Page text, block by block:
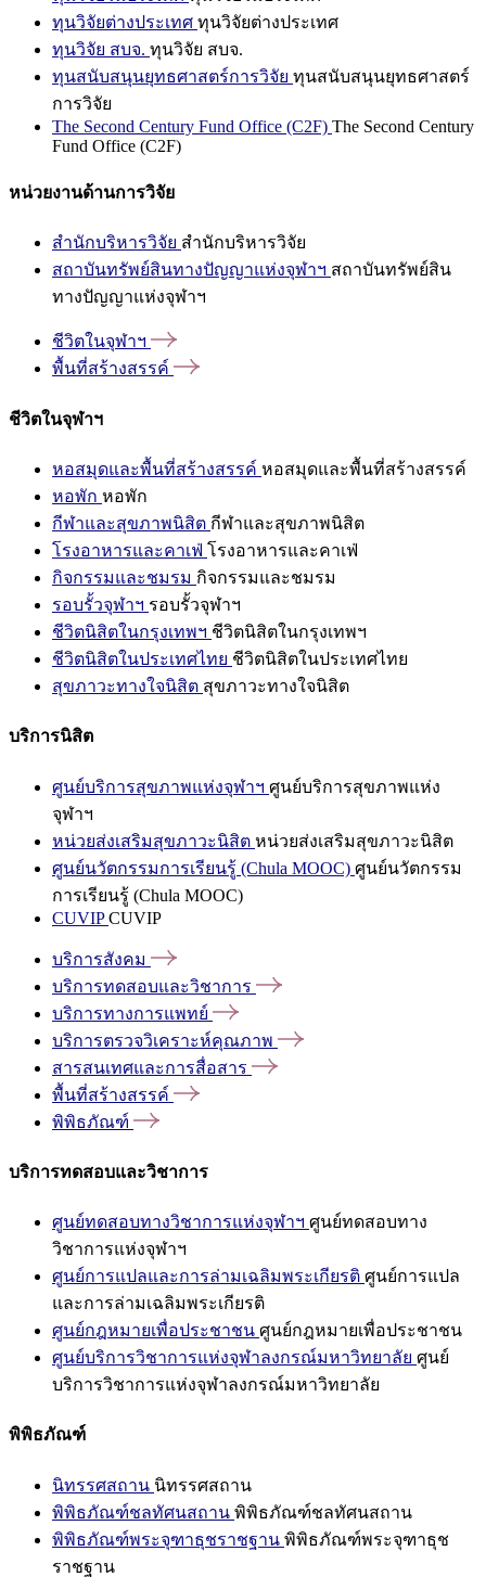
ทุนวิจัยต่างประเทศ ทุนวิจัยต่างประเทศ
ทุนวิจัย สบจ. ทุนวิจัย สบจ.
ทุนสนับสนุนยุทธศาสตร์การวิจัย ทุนสนับสนุนยุทธศาสตร์
การวิจัย
The Second Century Fund Office (C2F) The Second Century
Fund Office (C2F)
หน่วยงานด้านการวิจัย
สำนักบริหารวิจัย สำนักบริหารวิจัย
สถาบันทรัพย์สินทางปัญญาแห่งจุฬาฯ สถาบันทรัพย์สิน
ทางปัญญาแห่งจุฬาฯ
ชีวิตในจุฬาฯ
พื้นที่สร้างสรรค์
ชีวิตในจุฬาฯ
หอสมุดและพื้นที่สร้างสรรค์ หอสมุดและพื้นที่สร้างสรรค์
หอพัก หอพัก
กีฬาและสุขภาพนิสิต กีฬาและสุขภาพนิสิต
โรงอาหารและคาเฟ่ โรงอาหารและคาเฟ่
กิจกรรมและชมรม กิจกรรมและชมรม
รอบรั้วจุฬาฯ รอบรั้วจุฬาฯ
ชีวิตนิสิตในกรุงเทพฯ ชีวิตนิสิตในกรุงเทพฯ
ชีวิตนิสิตในประเทศไทย ชีวิตนิสิตในประเทศไทย
สุขภาวะทางใจนิสิต สุขภาวะทางใจนิสิต
บริการนิสิต
ศูนย์บริการสุขภาพแห่งจุฬาฯ ศูนย์บริการสุขภาพแห่ง
จุฬาฯ
หน่วยส่งเสริมสุขภาวะนิสิต หน่วยส่งเสริมสุขภาวะนิสิต
ศูนย์นวัตกรรมการเรียนรู้ (Chula MOOC) ศูนย์นวัตกรรม
การเรียนรู้ (Chula MOOC)
CUVIPCUVIP
บริการสังคม
บริการทดสอบและวิชาการ
บริการทางการแพทย์
บริการตรวจวิเคราะห์คุณภาพ
สารสนเทศและการสื่อสาร
พื้นที่สร้างสรรค์
พิพิธภัณฑ์
บริการทดสอบและวิชาการ
ศูนย์ทดสอบทางวิชาการแห่งจุฬาฯ ศูนย์ทดสอบทาง
วิชาการแห่งจุฬาฯ
ศูนย์การแปลและการล่ามเฉลิมพระเกียรติ ศูนย์การแปล
และการล่ามเฉลิมพระเกียรติ
ศูนย์กฎหมายเพื่อประชาชน ศูนย์กฎหมายเพื่อประชาชน
ศูนย์บริการวิชาการแห่งจุฬาลงกรณ์มหาวิทยาลัย ศูนย์
บริการวิชาการแห่งจุฬาลงกรณ์มหาวิทยาลัย
พิพิธภัณฑ์
นิทรรศสถาน นิทรรศสถาน
พิพิธภัณฑ์ชลทัศนสถาน พิพิธภัณฑ์ชลทัศนสถาน
พิพิธภัณฑ์พระจุฑาธุชราชฐาน พิพิธภัณฑ์พระจุฑาธุช
ราชฐาน